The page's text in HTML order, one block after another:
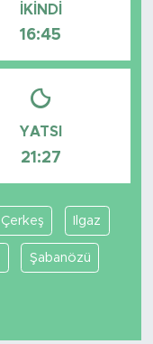
İKINDI
16:45
YATSI
21:27
Çerkeş Ilgaz
Şabanözü